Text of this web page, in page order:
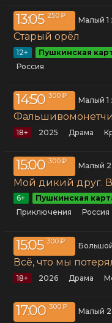
13:05 250 ₽ Малый 1
Старый орёл
12+ Пушкинская
Россия
14:50 300 ₽ Малый 1
18+ 2025 драма
15:00 300 ₽ Малый
Мой дикий друг.
6+ Пушкинская
приключения
Россия
15:05 300 ₽
Всё, что мы
18+ 2026 драма
17:00 300 ₽ Малый